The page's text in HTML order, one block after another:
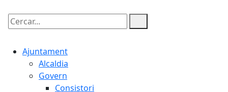
Cercar:
Ajuntament
Alcaldia
Govern
Consistori